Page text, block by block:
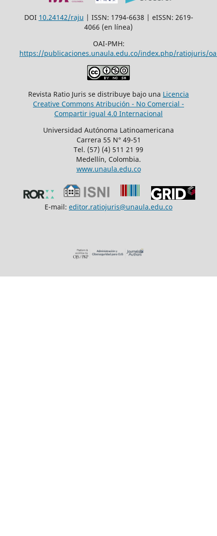
DOI 10.24142/raju | ISSN: 1794-6638 | eISSN: 2619-
4066 (en línea)
OAI-PMH:
https://publicaciones.unaula.edu.co/index.php/ratiojuris/
Revista Ratio Juris se distribuye bajo una Licencia
Creative Commons Atribución - No Comercial -
Compartir igual 4.0 Internacional
Universidad Autónoma Latinoamericana
Carrera 55 N° 49-51
Tel. (57) (4) 511 21 99
Medellín, Colombia.
www.unaula.edu.co
E-mail: editor.ratiojuris@unaula.edu.co